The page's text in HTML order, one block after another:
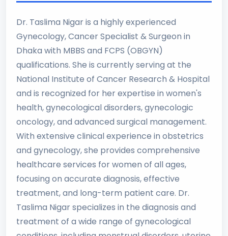
Dr. Taslima Nigar is a highly experienced
Gynecology, Cancer Specialist & Surgeon in
Dhaka with MBBS and FCPS (OBGYN)
qualifications. She is currently serving at the
National Institute of Cancer Research & Hospital
and is recognized for her expertise in women's
health, gynecological disorders, gynecologic
oncology, and advanced surgical management.
With extensive clinical experience in obstetrics
and gynecology, she provides comprehensive
healthcare services for women of all ages,
focusing on accurate diagnosis, effective
treatment, and long-term patient care. Dr.
Taslima Nigar specializes in the diagnosis and
treatment of a wide range of gynecological